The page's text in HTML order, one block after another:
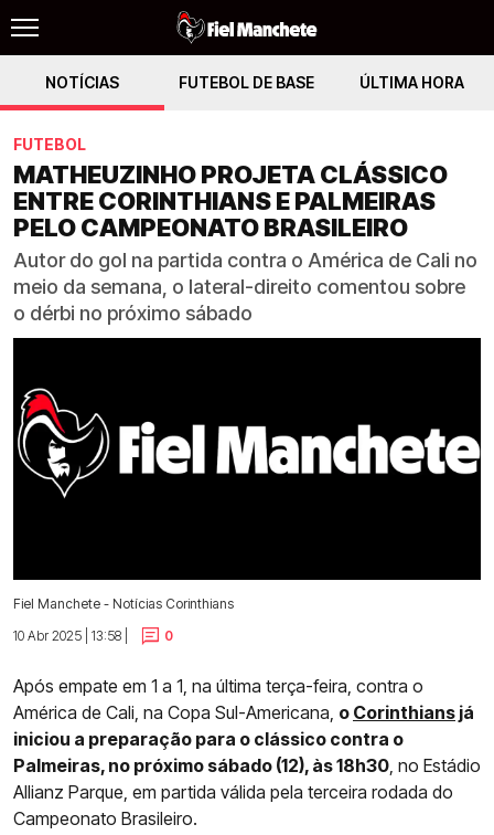
NOTÍCIAS FUTEBOL DE BASE ÚLTIMA HORA
FUTEBOL
MATHEUZINHO PROJETA CLÁSSICO
ENTRE CORINTHIANS E PALMEIRAS
PELO CAMPEONATO BRASILEIRO
Autor do gol na partida contra o América de Cali no
meio da semana, o lateral-direito comentou sobre
o dérbi no próximo sábado
Fiel Manchete - Notícias Corinthians
10 Abr 2025 | 13:58 |
0
Após empate em 1 a 1, na última terça-feira, contra o
América de Cali, na Copa Sul-Americana, o Corinthians já
iniciou a preparação para o clássico contra o
Palmeiras, no próximo sábado (12), às 18h30, no Estádio
Allianz Parque, em partida válida pela terceira rodada do
Campeonato Brasileiro.